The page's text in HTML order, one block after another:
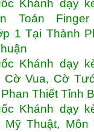
Khánh dạy
Toán
1 Tại Thành
Khánh dạy
Cờ Vua, Cờ
Thiết Tỉnh
Khánh dạy
Mỹ Thuật,